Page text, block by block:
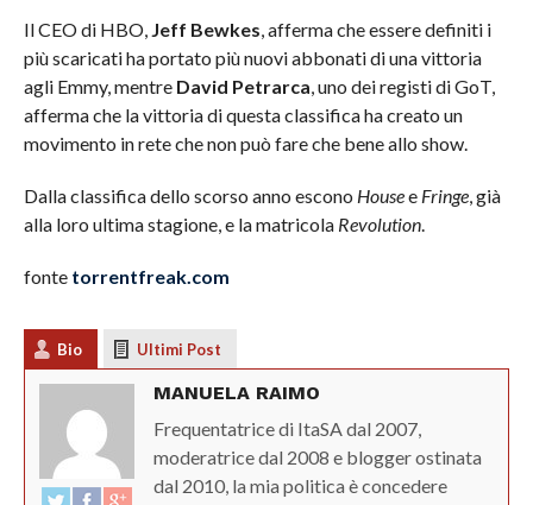
Il CEO di HBO, Jeff Bewkes, afferma che essere definiti i
più scaricati ha portato più nuovi abbonati di una vittoria
agli Emmy, mentre David Petrarca, uno dei registi di GoT,
afferma che la vittoria di questa classifica ha creato un
movimento in rete che non può fare che bene allo show.
Dalla classifica dello scorso anno escono Housee Fringe, già
alla loro ultima stagione, e la matricola Revolution.
fonte torrentfreak.com
Bio Ultimi Post
MANUELA RAIMO
Frequentatrice di ItaSA dal 2007,
moderatrice dal 2008 e blogger ostinata
dal 2010, la mia politica è concedere